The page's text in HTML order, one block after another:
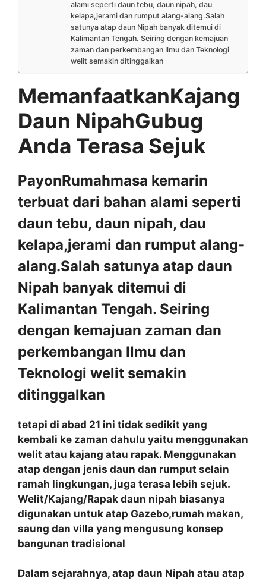
alami seperti daun tebu, daun nipah, dau
kelapa,jerami dan rumput alang-alang.Salah
satunya atap daun Nipah banyak ditemui di
Kalimantan Tengah. Seiring dengan kemajuan
zaman dan perkembangan Ilmu dan Teknologi
welit semakin ditinggalkan
MemanfaatkanKajang
Daun NipahGubug
Anda Terasa Sejuk
PayonRumahmasa kemarin
terbuat dari bahan alami seperti
daun tebu, daun nipah, dau
kelapa,jerami dan rumput alang-
alang.Salah satunya atap daun
Nipah banyak ditemui di
Kalimantan Tengah. Seiring
dengan kemajuan zaman dan
perkembangan Ilmu dan
Teknologi welit semakin
ditinggalkan
tetapi di abad 21 ini tidak sedikit yang
kembali ke zaman dahulu yaitu menggunakan
welit atau kajang atau rapak. Menggunakan
atap dengan jenis daun dan rumput selain
ramah lingkungan, juga terasa lebih sejuk.
Welit/Kajang/Rapak daun nipah biasanya
digunakan untuk atap Gazebo,rumah makan,
saung dan villa yang mengusung konsep
bangunan tradisional
Dalam sejarahnya, atap daun Nipah atau atap